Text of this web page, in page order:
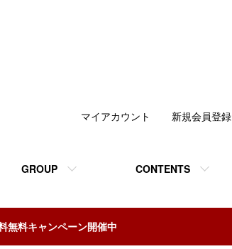
GROUP CONTENTS
マイアカウント 新規会員登録
無料キャンペーン開催中